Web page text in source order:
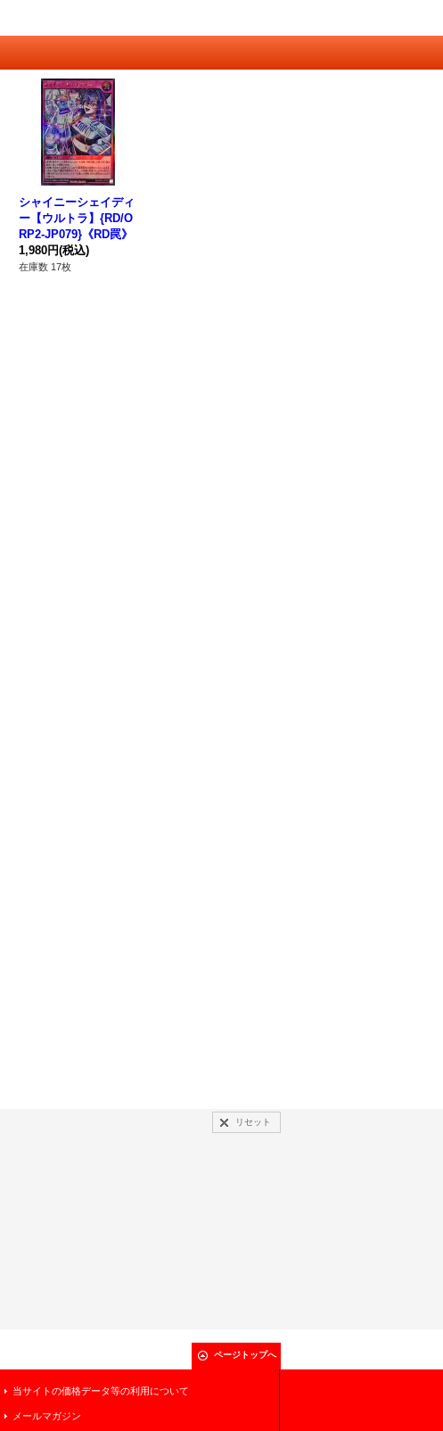
シャイニーシェイディ
ー【ウルトラ】{RD/O
RP2-JP079}《RD罠》
1,980円(税込)
在庫数 17枚
リセット
ページトップへ
当サイトの価格データ等の利用について
メールマガジン